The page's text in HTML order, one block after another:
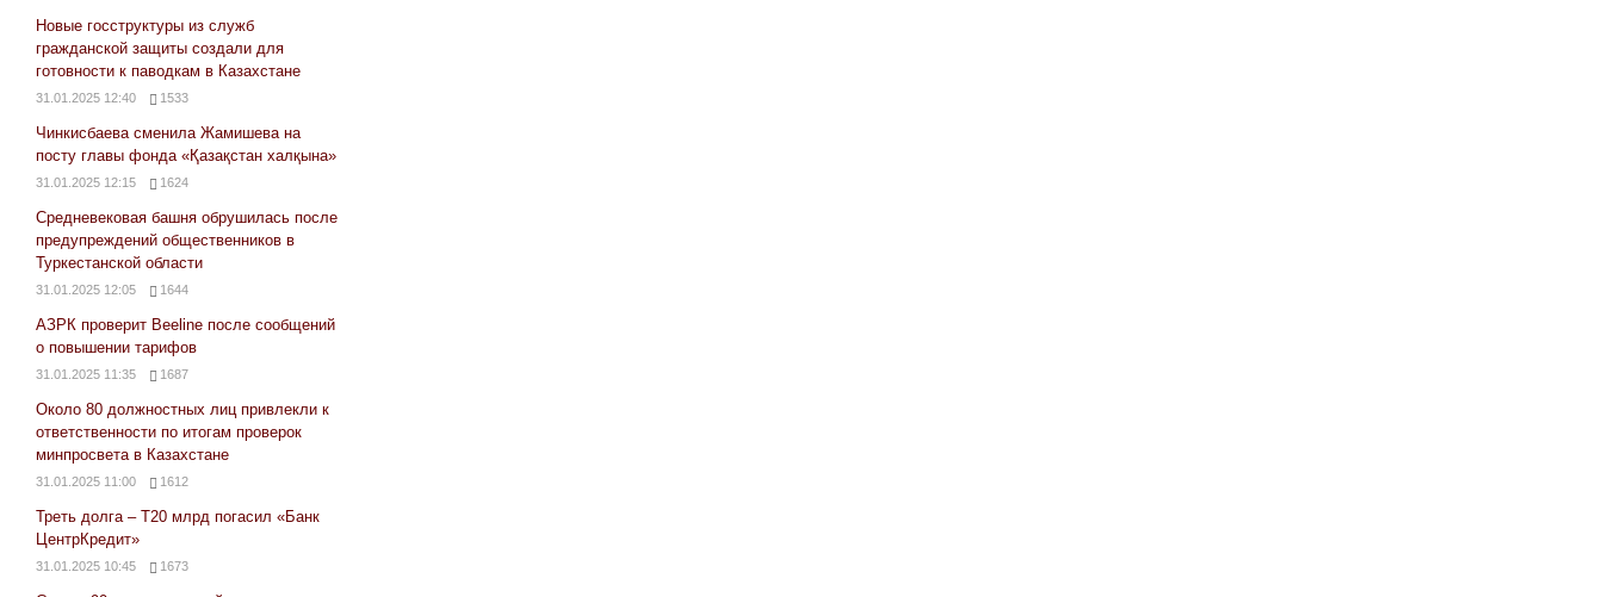
Новые госструктуры из служб
гражданской защиты создали для
готовности к паводкам в Казахстане
31.01.2025 12:40 1533
Чинкисбаева сменила Жамишева на
посту главы фонда «Қазақстан халқына»
31.01.2025 12:15 1624
Средневековая башня обрушилась после
предупреждений общественников в
Туркестанской области
31.01.2025 12:05 1644
АЗРК проверит Beeline после сообщений
о повышении тарифов
31.01.2025 11:35 1687
Около 80 должностных лиц привлекли к
ответственности по итогам проверок
минпросвета в Казахстане
31.01.2025 11:00 1612
Треть долга – Т20 млрд погасил «Банк
ЦентрКредит»
31.01.2025 10:45 1673